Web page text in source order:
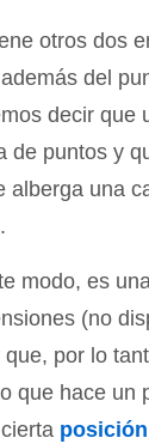
otros dos
del
decir que
de puntos y
alberga una
modo, es
(no
que, por lo
que hace un
posición